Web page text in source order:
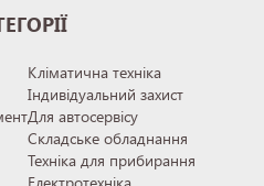
Кліматична техніка
Індивідуальний захист
Для автосервісу
Складське обладнання
Техніка для прибирання
Електротехніка